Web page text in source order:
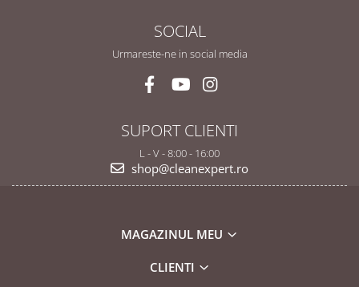
SOCIAL
Urmareste-ne in social media
SUPORT CLIENTI
L - V - 8:00 - 16:00
shop@cleanexpert.ro
MAGAZINUL MEU
CLIENTI